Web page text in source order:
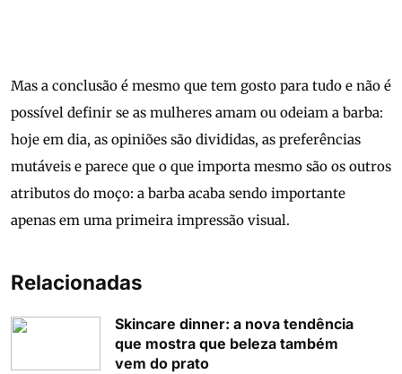
Mas a conclusão é mesmo que tem gosto para tudo e não é
possível definir se as mulheres amam ou odeiam a barba:
hoje em dia, as opiniões são divididas, as preferências
mutáveis e parece que o que importa mesmo são os outros
atributos do moço: a barba acaba sendo importante
apenas em uma primeira impressão visual.
Relacionadas
Skincare dinner: a nova tendência
que mostra que beleza também
vem do prato